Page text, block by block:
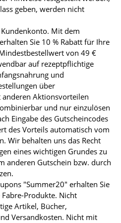
geben, werden nicht
Mit dem
Sie 10 % Rabatt für Ihre
von 49 €
auf rezeptpflichtige
und
über
Aktionsvorteilen
und nur einzulösen
Eingabe des Gutscheincodes
des Vorteils automatisch vom
Wir behalten uns das Recht
eines wichtigen Grundes zu
anderen Gutschein bzw. durch
"Summer20" erhalten Sie
Produkte. Nicht
Artikel, Bücher,
Versandkosten. Nicht mit